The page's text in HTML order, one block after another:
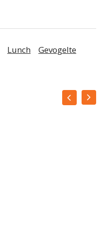
Lunch
Gevogelte